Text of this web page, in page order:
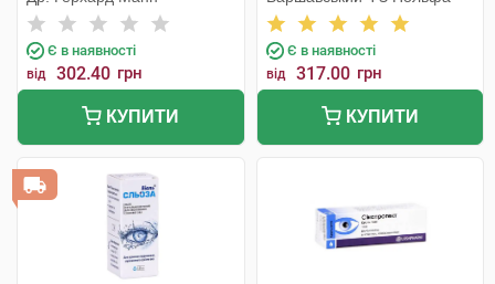
Є в наявності
від 302.40 грн
КУПИТИ
Є в наявності
від 317.00 грн
КУПИТИ